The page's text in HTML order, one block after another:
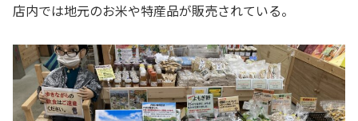
店内では地元のお米や特産品が販売されている。